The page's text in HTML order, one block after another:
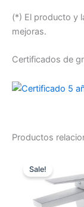
(*) El producto y
mejoras.
Certificados de
Productos
Sale!
original
era:
95,59 €.